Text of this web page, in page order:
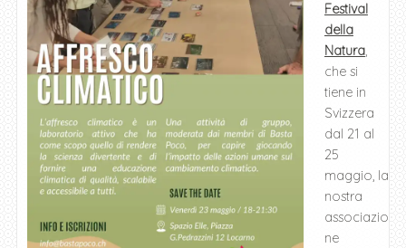
Festival
della
Natura,
che si
tiene in
Svizzera
dal 21 al
25
maggio, la
nostra
associazio
ne